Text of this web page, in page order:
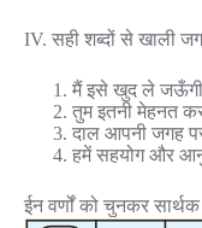
IV. सही शब्दों से खाली
मैं इसे खुद ले
तुम इतनी मेहनत
दाल आपनी जगह
हमें सहयोग और
ईन वर्णों को चुनकर